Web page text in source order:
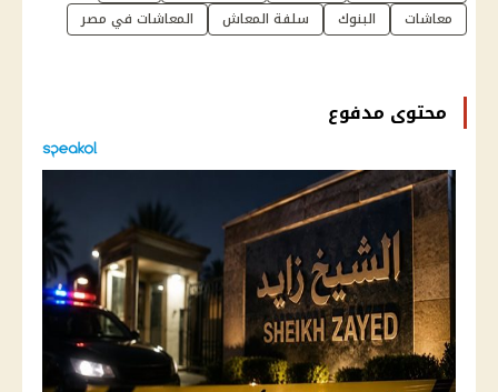
معاشات
البنوك سلفة المعاش المعاشات في مصر
محتوى مدفوع